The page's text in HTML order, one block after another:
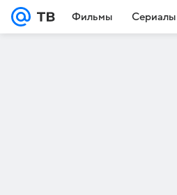
Фильмы Сериалы